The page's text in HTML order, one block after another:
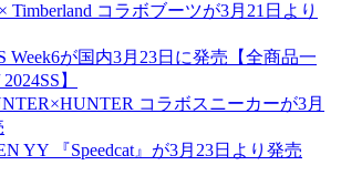
Timberland コラボブーツが3月21日より
Week6が国内3月23日に発売【全商品一
】
コラボスニーカーが3月
YY 『Speedcat』が3月23日より発売